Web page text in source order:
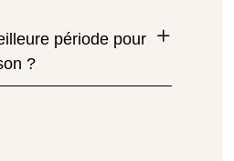
période pour
?